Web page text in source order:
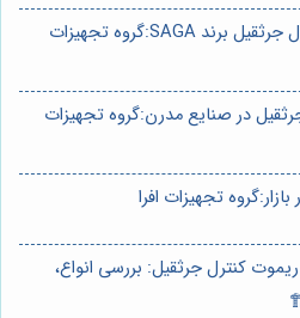
ویژگی‌های ریموت کنترل جرثقیل برند SAGA:گروه تجهیزات
در صنایع مدرن:گروه تجهیزات
تجهیزات افرا
کنترل جرثقیل: بررسی انواع،